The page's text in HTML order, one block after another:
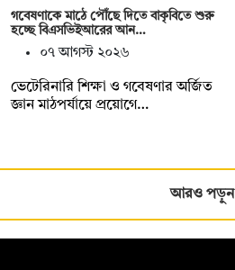
গবেষণাকে মাঠে পৌঁছে দিতে বাকৃবিতে শুরু
হচ্ছে বিএসভিইআরের আন…
০৭ আগস্ট ২০২৬
ভেটেরিনারি শিক্ষা ও গবেষণার অর্জিত
জ্ঞান মাঠপর্যায়ে প্রয়োগে…
আরও পড়ুন